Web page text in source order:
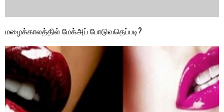
மழைக்காலத்தில் மேக்அப் போடுவதெப்படி?